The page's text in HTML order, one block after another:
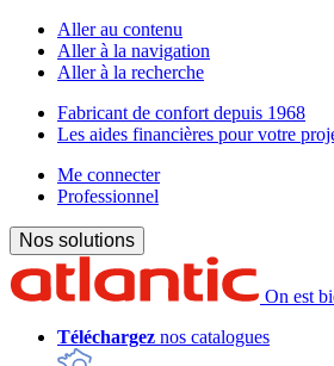
Aller au contenu
Aller à la navigation
Aller à la recherche
Fabricant de confort depuis 1968
Les aides financières pour votre
Me connecter
Professionnel
Nos solutions
On est
Téléchargez nos catalogues